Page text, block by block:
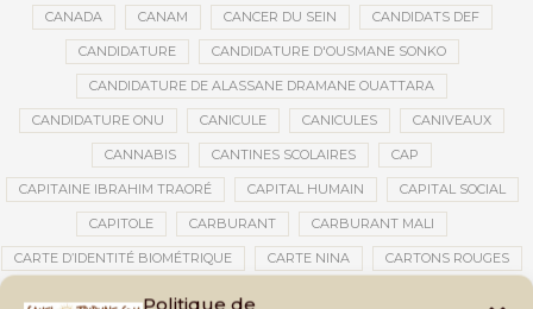
Politique de
CANADA CANAM CANCER DU SEIN CANDIDATS DEF
CANDIDATURE CANDIDATURE D'OUSMANE SONKO
CANDIDATURE DE ALASSANE DRAMANE OUATTARA
CANDIDATURE ONU CANICULE CANICULES CANIVEAUX
CANNABIS CANTINES SCOLAIRES CAP
CAPITAINE IBRAHIM TRAORÉ CAPITAL HUMAIN CAPITAL SOCIAL
CAPITOLE CARBURANT CARBURANT MALI
CARTE D’IDENTITÉ BIOMÉTRIQUE CARTE NINA CARTONS ROUGES